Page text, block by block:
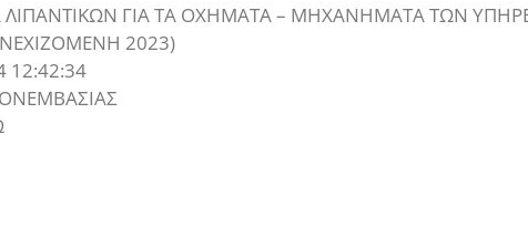
ΓΙΑ ΤΑ ΟΧΗΜΑΤΑ – ΜΗΧΑΝΗΜΑΤΑ ΤΩΝ
2023)
12:42:34